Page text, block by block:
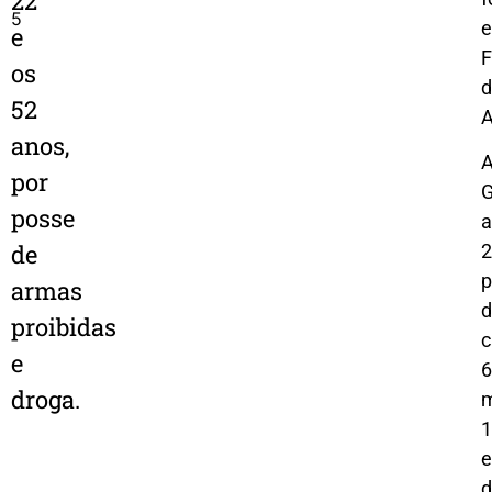
5
e
os
52
anos,
por
posse
de
armas
proibidas
e
droga.
2
1